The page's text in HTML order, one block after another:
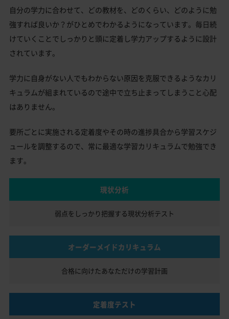
自分の学力に合わせて、どの教材を、どのくらい、どのように勉
強すれば良いか？がひとめでわかるようになっています。毎日続
けていくことでしっかりと頭に定着し学力アップするように設計
されています。
学力に自身がない人でもわからない原因を克服できるようなカリ
キュラムが組まれているので途中で立ち止まってしまうこと心配
はありません。
要所ごとに実施される定着度やその時の進捗具合から学習スケジ
ュールを調整するので、常に最適な学習カリキュラムで勉強でき
ます。
現状分析
弱点をしっかり把握する現状分析テスト
オーダーメイドカリキュラム
合格に向けたあなただけの学習計画
定着度テスト